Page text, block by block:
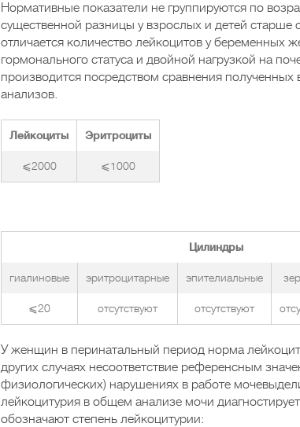
Нормативные показатели не группируются по
существенной разницы у взрослых и детей
отличается количество лейкоцитов у беременных
гормонального статуса и двойной нагрузкой на
производится посредством сравнения
анализов.
Лейкоциты Эритроциты
⩽2000 ⩽1000
Цилиндры
гиалиновые эритроцитарные эпителиальные
⩽20 отсутствуют отсутствуют
У женщин в перинатальный период норма
других случаях несоответствие референсным
физиологических) нарушениях в работе
лейкоцитурия в общем анализе мочи
обозначают степень лейкоцитурии: